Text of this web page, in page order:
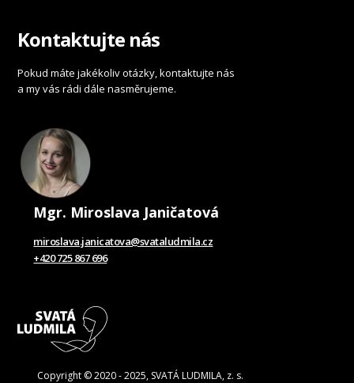
Kontaktujte nás
Pokud máte jakékoliv otázky, kontaktujte nás
a my vás rádi dále nasměrujeme.
Mgr. Miroslava Janičatová
miroslava.janicatova@svataludmila.cz
+420 725 867 696
Copyright © 2020 - 2025, SVATÁ LUDMILA, z. s.